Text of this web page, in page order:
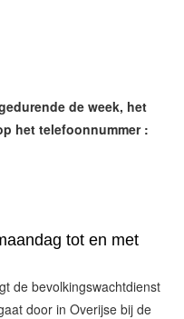
de week, het
het telefoonnummer :
tot en met
de bevolkingswachtdienst
door in Overijse bij de